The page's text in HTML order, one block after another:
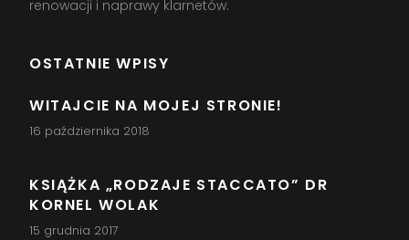
renowacji i naprawy klarnetów.
OSTATNIE WPISY
WITAJCIE NA MOJEJ STRONIE!
16 października 2018
KSIĄŻKA „RODZAJE STACCATO” DR
KORNEL WOLAK
15 grudnia 2017